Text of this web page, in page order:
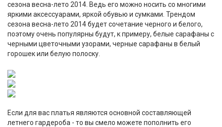
сезона весна-лето 2014. Ведь его можно носить со многими
яркими аксессуарами, яркой обувью и сумками. Трендом
сезона весна-лето 2014 будет сочетание черного и белого,
поэтому очень популярны будут, к примеру, белые сарафаны с
черными цветочными узорами, черные сарафаны в белый
горошек или белую полоску.
Если для вас платья являются основной составляющей
летнего гардероба - то вы смело можете пополнить его